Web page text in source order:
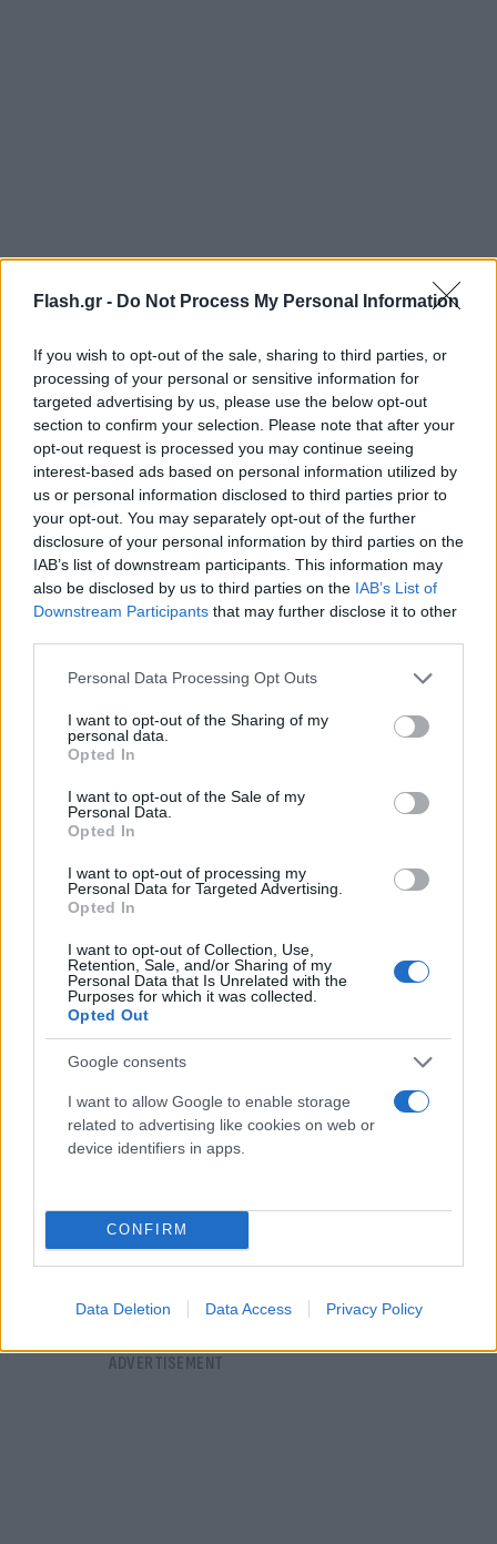
Flash.gr - Do Not Process My Personal Information
If you wish to opt-out of the sale, sharing to third parties, or
processing of your personal or sensitive information for
targeted advertising by us, please use the below opt-out
section to confirm your selection. Please note that after your
opt-out request is processed you may continue seeing
interest-based ads based on personal information utilized by
us or personal information disclosed to third parties prior to
your opt-out. You may separately opt-out of the further
disclosure of your personal information by third parties on the
IAB’s list of downstream participants. This information may
also be disclosed by us to third parties on the IAB’s List of
Downstream Participants that may further disclose it to other
Please note that this website/app uses one or more Google
not limited to your visit or usage behaviour. You may click to
grant or deny consent to Google and its third-party tags to
use your data for below specified purposes in below Google
consent section.
Personal Data Processing Opt Outs
I want to opt-out of the Sharing of my
personal data.
Opted In
I want to opt-out of the Sale of my
Personal Data.
Opted In
I want to opt-out of processing my
Personal Data for Targeted Advertising.
Opted In
I want to opt-out of Collection, Use,
Retention, Sale, and/or Sharing of my
Personal Data that Is Unrelated with the
Purposes for which it was collected.
Opted Out
Google consents
I want to allow Google to enable storage
related to advertising like cookies on web or
device identifiers in apps.
CONFIRM
Data Deletion Data Access Privacy Policy
Ο Zamioculcas zamiifolia έχει μικρά αλλά φαρδιά,
μίσχους.
Επίσης έχει ιδιότητες καθαρισμού του αέρα,
αφαιρώντας τις πτητικές οργανικές ενώσεις
Το φυτό αυτό φιλτράρει τις τοξίνες και
προσφέρει καθαρό αέρα στο χώρο σας, την ίδια
ώρα όμως είναι ήπια τοξικό εάν καταποθεί